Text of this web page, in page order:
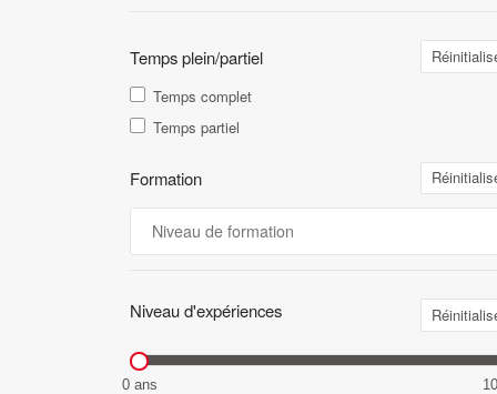
Temps plein/partiel
Temps complet
Temps partiel
Formation
Niveau d'expériences
0 ans